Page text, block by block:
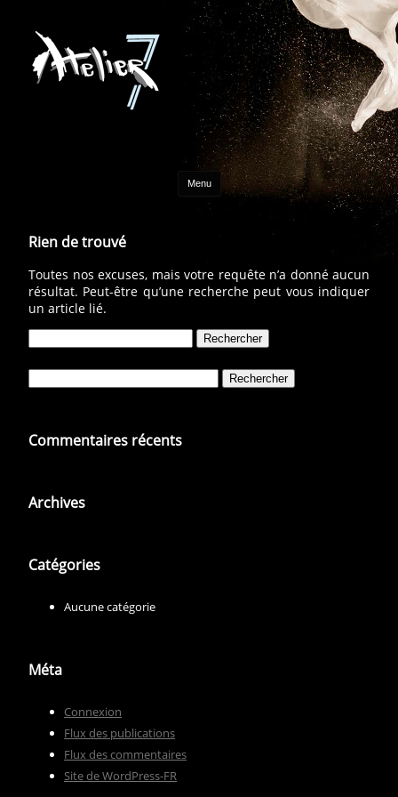
Menu Aller au contenu
Rien de trouvé
Toutes nos excuses, mais votre requête n’a donné aucun
résultat. Peut-être qu’une recherche peut vous indiquer
un article lié.
Commentaires récents
Archives
Catégories
Aucune catégorie
Méta
Connexion
Flux des publications
Flux des commentaires
Site de WordPress-FR